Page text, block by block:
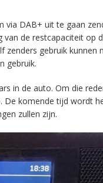
DAB+ uit te gaan
de restcapaciteit op
gebruik kunnen
gebruik.
in de auto. Om die
komende tijd wordt
zullen zijn.